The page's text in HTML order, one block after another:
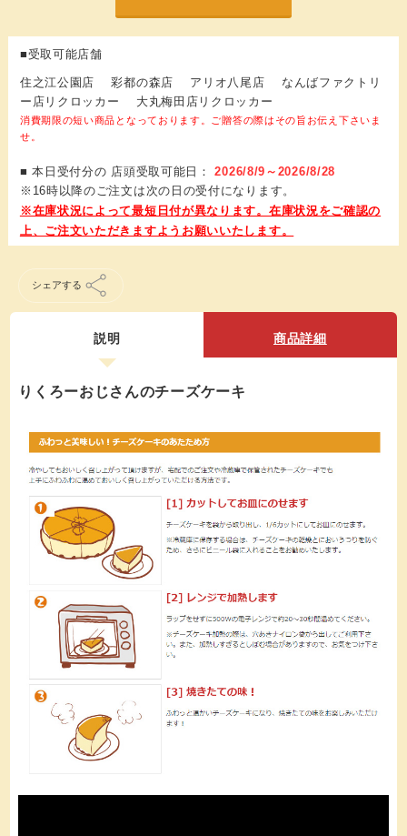
■受取可能店舗
住之江公園店 彩都の森店 アリオ八尾店 なんばファクトリ
ー店リクロッカー 大丸梅田店リクロッカー
消費期限の短い商品となっております。ご贈答の際はその旨お伝え下さいま
せ。
■ 本日受付分の 店頭受取可能日：2026/8/9～2026/8/28
※16時以降のご注文は次の日の受付になります。
シェアする
説明 商品詳細
りくろーおじさんのチーズケーキ